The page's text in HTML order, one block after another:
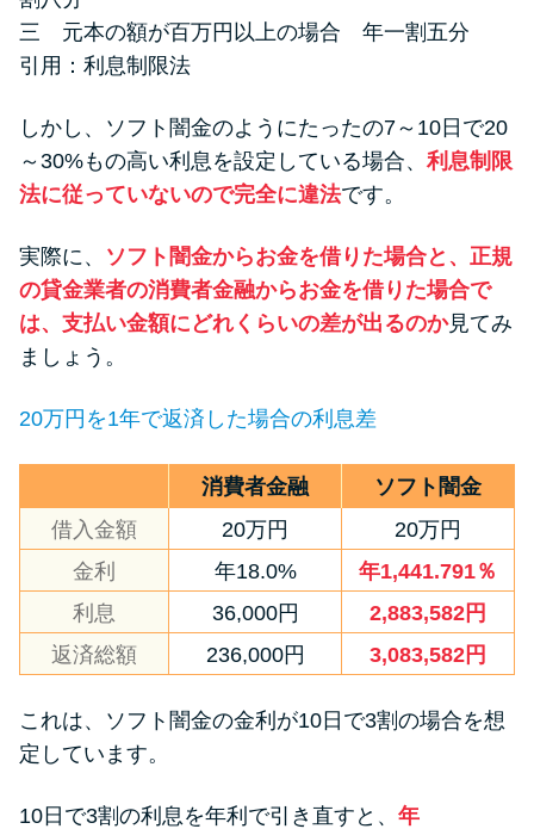
三 元本の額が百万円以上の場合 年一割五分
引用： 利息制限法
しかし、ソフト闇金のようにたったの7～10日で20
～30%もの高い利息を設定している場合、 利息制限
法に従っていないので完全に違法です。
実際に、 ソフト闇金からお金を借りた場合と、正規
の貸金業者の消費者金融からお金を借りた場合で
は、支払い金額にどれくらいの差が出るのか見てみ
ましょう。
20万円を1年で返済した場合の利息差
消費者金融
ソフト闇金
借入金額
20万円
20万円
金利
年18.0%
年1,441.791％
利息
36,000円
2,883,582円
返済総額
236,000円 3,083,582円
これは、ソフト闇金の金利が10日で3割の場合を想
定しています。
10日で3割の利息を年利で引き直すと、 年